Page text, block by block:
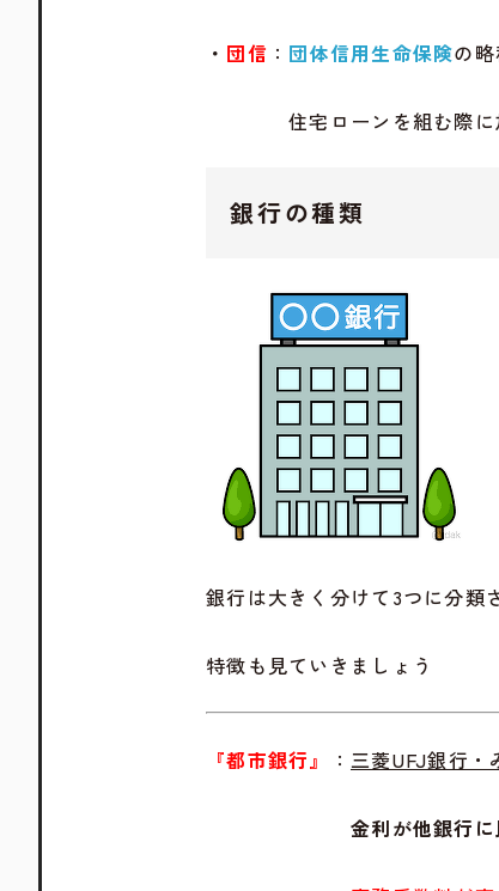
・ 団信 ： 団体信用生命保険の略
住宅ローンを組む際に
銀行の種類
銀行は大きく分けて3つに分類
特徴も見ていきましょう
『都市銀行』 ： 三菱UFJ銀行・
金利が他銀行